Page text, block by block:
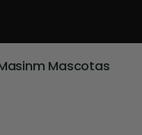
Mascotas